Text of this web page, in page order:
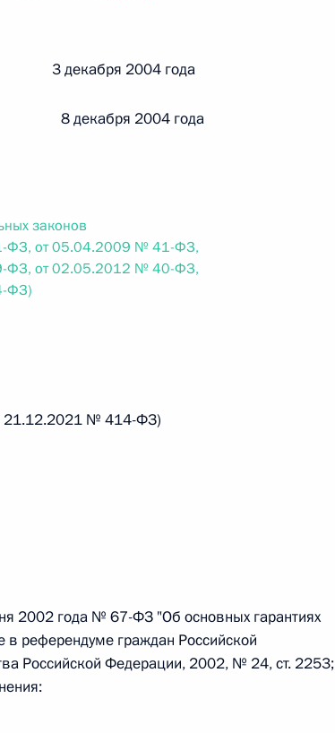
закона «О государственной регистрации
первой и статью 227–1 части второй Налогового
г. № 267-ФЗ
закона «О благотворительной деятельности
3 декабря 2004 года
декабря 2004 года
законов
ФЗ, от 05.04.2009 № 41-ФЗ,
ФЗ, от 02.05.2012 № 40-ФЗ,
ФЗ)
21.12.2021 № 414-ФЗ)
2002 года № 67-ФЗ "Об основных гарантиях
в референдуме граждан Российской
Российской Федерации, 2002, № 24, ст. 2253;